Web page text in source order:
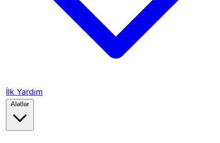
İlk Yardım
Alətlər